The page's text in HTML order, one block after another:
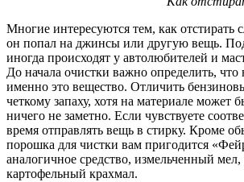
Многие интересуются тем, как отстирать
он попал на джинсы или другую вещь.
иногда происходят у автолюбителей и
До начала очистки важно определить, что
именно это вещество. Отличить
четкому запаху, хотя на материале может
ничего не заметно. Если чувствуете
время отправлять вещь в стирку. Кроме
порошка для чистки вам пригодится
аналогичное средство, измельченный мел,
картофельный крахмал.